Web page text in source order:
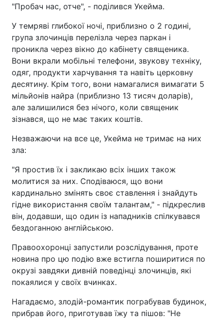
"Пробач нас, отче", - поділився Укейма.
У темряві глибокої ночі, приблизно о 2 годині,
група злочинців перелізла через паркан і
проникла через вікно до кабінету священика.
Вони вкрали мобільні телефони, звукову техніку,
одяг, продукти харчування та навіть церковну
десятину. Крім того, вони намагалися вимагати 5
мільйонів найра (приблизно 13 тисяч доларів),
але залишилися без нічого, коли священик
зізнався, що не має таких коштів.
Незважаючи на все це, Укейма не тримає на них
зла:
"Я простив їх і закликаю всіх інших також
молитися за них. Сподіваюся, що вони
кардинально змінять своє ставлення і знайдуть
гідне використання своїм талантам," - підкреслив
він, додавши, що один із нападників спілкувався
бездоганною англійською.
Правоохоронці запустили розслідування, проте
новина про цю подію вже встигла поширитися по
окрузі завдяки дивній поведінці злочинців, які
покаялися у своїх вчинках.
Нагадаємо, злодій-романтик пограбував будинок,
прибрав його, приготував їжу та пішов: "Не